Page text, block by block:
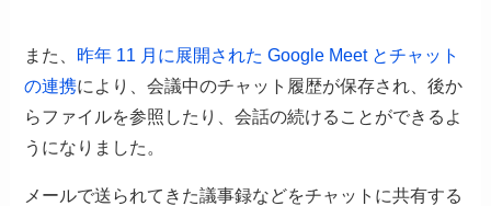
また、 昨年 11 月に展開された Google Meet とチャット
の連携により、会議中のチャット履歴が保存され、後か
らファイルを参照したり、会話の続けることができるよ
うになりました。
メールで送られてきた議事録などをチャットに共有する